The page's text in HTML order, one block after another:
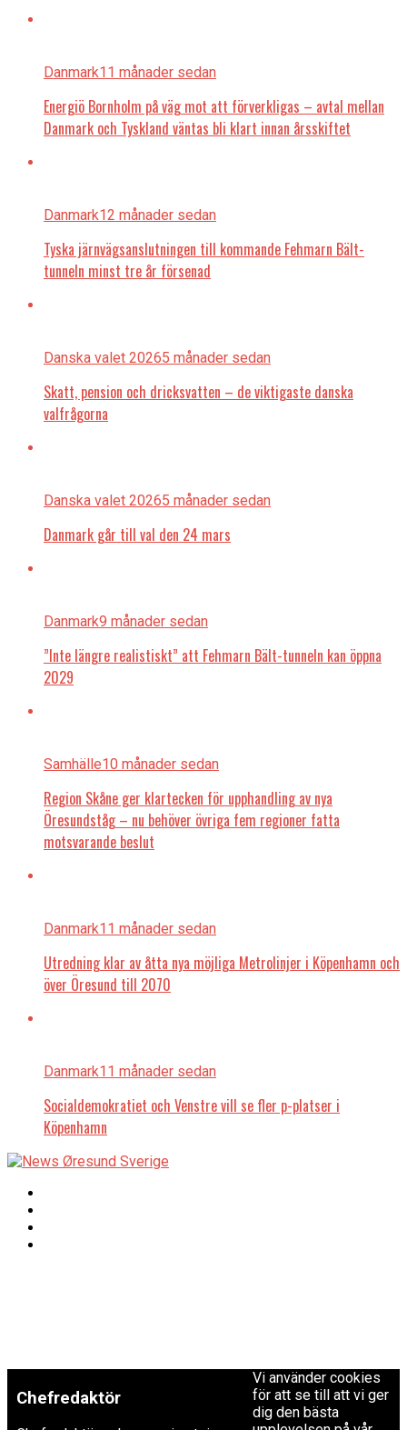
Danmark11 månader sedan
Energiö Bornholm på väg mot att förverkligas – avtal mellan
Danmark och Tyskland väntas bli klart innan årsskiftet
Danmark12 månader sedan
Tyska järnvägsanslutningen till kommande Fehmarn Bält-
tunneln minst tre år försenad
Danska valet 20265 månader sedan
Skatt, pension och dricksvatten – de viktigaste danska
valfrågorna
Danska valet 20265 månader sedan
Danmark går till val den 24 mars
Danmark9 månader sedan
”Inte längre realistiskt” att Fehmarn Bält-tunneln kan öppna
2029
Samhälle10 månader sedan
Region Skåne ger klartecken för upphandling av nya
Öresundståg – nu behöver övriga fem regioner fatta
motsvarande beslut
Danmark11 månader sedan
Utredning klar av åtta nya möjliga Metrolinjer i Köpenhamn och
över Öresund till 2070
Danmark11 månader sedan
Socialdemokratiet och Venstre vill se fler p-platser i
Köpenhamn
Chefredaktör
Vi använder cookies
för att se till att vi ger
dig den bästa